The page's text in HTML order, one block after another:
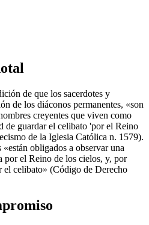
de que los sacerdotes y
de los diáconos permanentes, «son
creyentes que viven como
de guardar el celibato 'por el Reino
de la Iglesia Católica n. 1579).
obligados a observar una
por el Reino de los cielos, y, por
el celibato» (Código de Derecho